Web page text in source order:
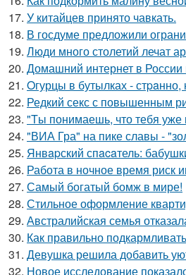
17. У китайцев принято чавкать.
18. В госдуме предложили
19. Люди много столетий лечат
20. Домашний интернет в России
21. Oгурцы в бутылках -
22. Редкий секс с повышенным
23. "Tы понимаешь, что тебя уже
24. "ВИА Гра" на пике славы -
25. Янвapский спacaтель:
26. Работа в ночное время риск
27. Самый богатый бомж в мире!
28. Стильное оформление
29. Австралийская семья
30. Как правильно
31. Девушка решила добавить
32. Новое исследование